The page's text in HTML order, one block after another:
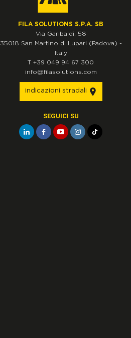
FILA SOLUTIONS S.P.A. SB
Via Garibaldi, 58
35018 San Martino di Lupari (Padova) -
Italy
T +39 049 94 67 300
info@filasolutions.com
indicazioni stradali
SEGUICI SU